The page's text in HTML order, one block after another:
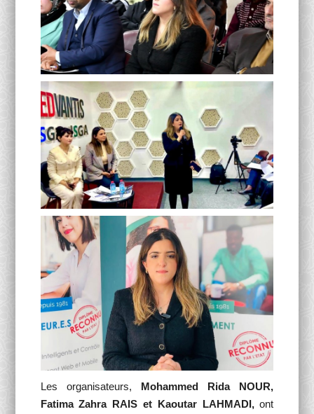
Les organisateurs, Mohammed Rida NOUR,
Fatima Zahra RAIS et Kaoutar LAHMADI,ont